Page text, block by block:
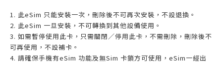
1. 此eSim 只能安裝一次，刪除後不可再次安裝，不設退換。
2. 此eSim 一旦安裝，不可轉換到其他設備使用。
3. 如需暫停使用此卡，只需關閉／停用此卡，不需刪除，刪除後不
可再使用，不設補卡。
4. 請確保手機有eSim 功能及無Sim 卡鎖方可使用，eSim一經出